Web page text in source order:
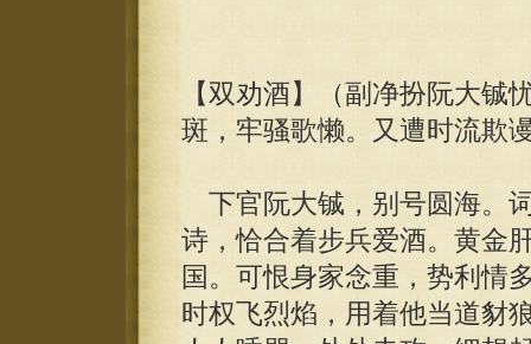
【双劝酒】（副净扮阮大铖
斑，牢骚歌懒。又遭时流欺
下官阮大铖，别号圆海。
诗，恰合着步兵爱酒。黄金
国。可恨身家念重，势利情
时权飞烈焰，用着他当道豺